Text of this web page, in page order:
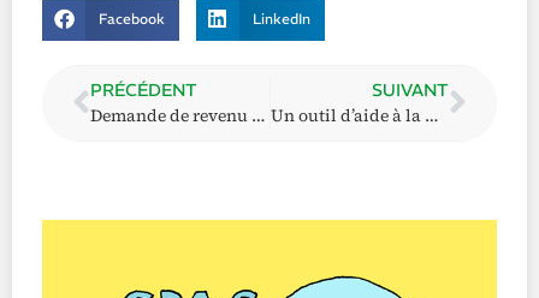
Facebook LinkedIn
PRÉCÉDENT
Demande de revenu d’intégration ou d’aide sociale avec CPAS Online
SUIVANT
Un outil d’aide à la décision en matière de compétence territoriale !